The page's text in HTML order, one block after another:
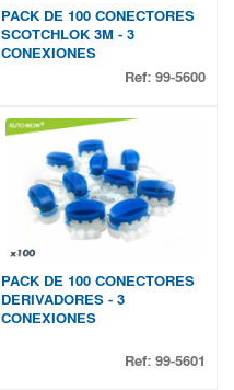
PACK DE 100 CONECTORES
SCOTCHLOK 3M - 3
CONEXIONES
Ref: 99-5600
PACK DE 100 CONECTORES
DERIVADORES - 3
CONEXIONES
Ref: 99-5601